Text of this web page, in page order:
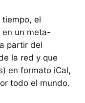
tiempo, el
en un meta-
partir del
la red y que
en formato iCal,
todo el mundo.